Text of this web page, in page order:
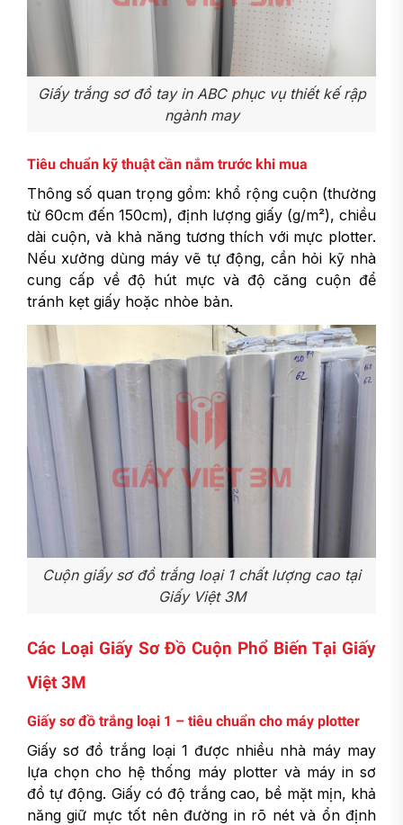
Giấy trắng sơ đồ tay in ABC phục vụ thiết kế rập
ngành may
Tiêu chuẩn kỹ thuật cần nắm trước khi mua
Thông số quan trọng gồm: khổ rộng cuộn (thường
từ 60cm đến 150cm), định lượng giấy (g/m²), chiều
dài cuộn, và khả năng tương thích với mực plotter.
Nếu xưởng dùng máy vẽ tự động, cần hỏi kỹ nhà
cung cấp về độ hút mực và độ căng cuộn để
tránh kẹt giấy hoặc nhòe bản.
Cuộn giấy sơ đồ trắng loại 1 chất lượng cao tại
Giấy Việt 3M
Các Loại Giấy Sơ Đồ Cuộn Phổ Biến Tại Giấy
Việt 3M
Giấy sơ đồ trắng loại 1 – tiêu chuẩn cho máy plotter
Giấy sơ đồ trắng loại 1 được nhiều nhà máy may
lựa chọn cho hệ thống máy plotter và máy in sơ
đồ tự động. Giấy có độ trắng cao, bề mặt mịn, khả
năng giữ mực tốt nên đường in rõ nét và ổn định